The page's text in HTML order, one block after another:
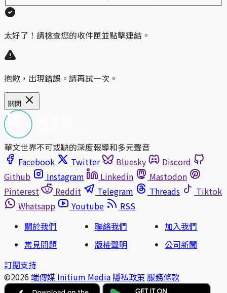
太好了！請檢查您的收件匣並點擊連結。
抱歉，出現錯誤。請再試一次。
關閉
華文世界不可或缺的深度報導和多元聲音
Facebook
Twitter Bluesky
Discord
Github
Instagram Linkedin
Mastodon
Pinterest
Reddit Telegram Threads
Tiktok
Whatsapp
Youtube
RSS
關於我們
聯絡我們
加入我們
常見問題
版權聲明
公司新聞
訂閱支持
©2026 端傳媒 Initium Media 隱私政策 服務條款